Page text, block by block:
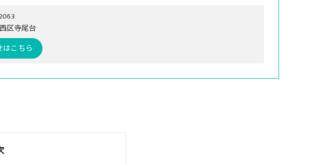
区寺尾台
はこちら